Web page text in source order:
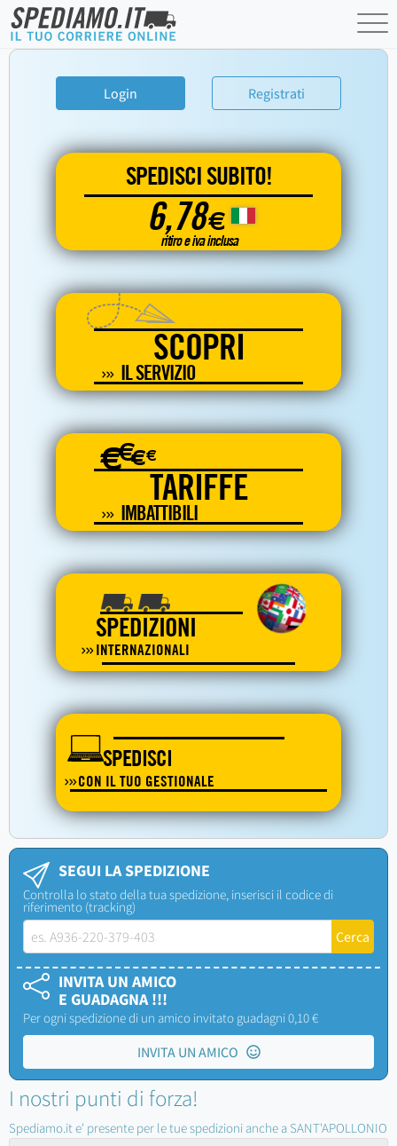
Login Registrati
SPEDISCI SUBITO!
6,78€
ritiro e iva inclusa
SCOPRI
IL SERVIZIO
€€€€
TARIFFE
IMBATTIBILI
SPEDIZIONI
INTERNAZIONALI
SPEDISCI
CON IL TUO GESTIONALE
SEGUI LA SPEDIZIONE
Controlla lo stato della tua spedizione, inserisci il codice di
riferimento (tracking)
INVITA UN AMICO
E GUADAGNA !!!
Per ogni spedizione di un amico invitato guadagni 0,10 €
INVITA UN AMICO
I nostri punti di forza!
Spediamo.it e' presente per le tue spedizioni anche a SANT'APOLLONIO